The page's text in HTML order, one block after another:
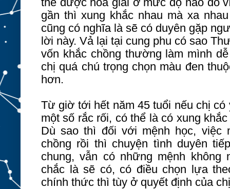
gần thì xung khắc nhau mà xa
cũng có nghĩa là sẽ có duyên gặp
lời này. Vả lại tại cung phu có sao
vốn khắc chồng thường làm mình
chị quá chú trọng chọn màu đen
hơn.
Từ giờ tới hết năm 45 tuổi nếu chị
một số rắc rối, có thể là có xung
Dù sao thì đối với mệnh học, việc
chồng rồi thì chuyện tình duyên
chung, vẫn có những mệnh không
chắc là sẽ có, có điều chọn lựa
chính thức thì tùy ở quyết định của